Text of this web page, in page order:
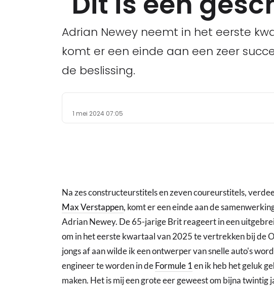
Adrian Newey neemt in het eerste
komt er een einde aan een zeer
de beslissing.
1 mei 2024 07:05
Na zes constructeurstitels en zeven coureurstitels,
Max Verstappen, komt er een einde aan de
Adrian Newey. De 65-jarige Brit reageert in een
om in het eerste kwartaal van 2025 te vertrekken bij de
jongs af aan wilde ik een ontwerper van snelle auto's
engineer te worden in deFormule 1en ik heb het geluk
maken. Het is mij een grote eer geweest om bijna twintig